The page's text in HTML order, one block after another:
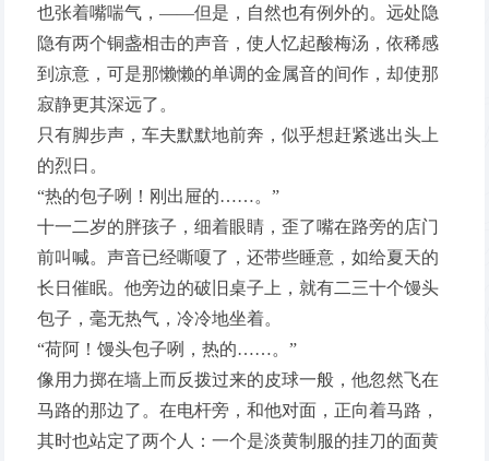
也张着嘴喘气，——但是，自然也有例外的。远处隐
隐有两个铜盏相击的声音，使人忆起酸梅汤，依稀感
到凉意，可是那懒懒的单调的金属音的间作，却使那
寂静更其深远了。
只有脚步声，车夫默默地前奔，似乎想赶紧逃出头上
的烈日。
“热的包子咧！刚出屉的……。”
十一二岁的胖孩子，细着眼睛，歪了嘴在路旁的店门
前叫喊。声音已经嘶嗄了，还带些睡意，如给夏天的
长日催眠。他旁边的破旧桌子上，就有二三十个馒头
包子，毫无热气，冷冷地坐着。
“荷阿！馒头包子咧，热的……。”
像用力掷在墙上而反拨过来的皮球一般，他忽然飞在
马路的那边了。在电杆旁，和他对面，正向着马路，
其时也站定了两个人：一个是淡黄制服的挂刀的面黄